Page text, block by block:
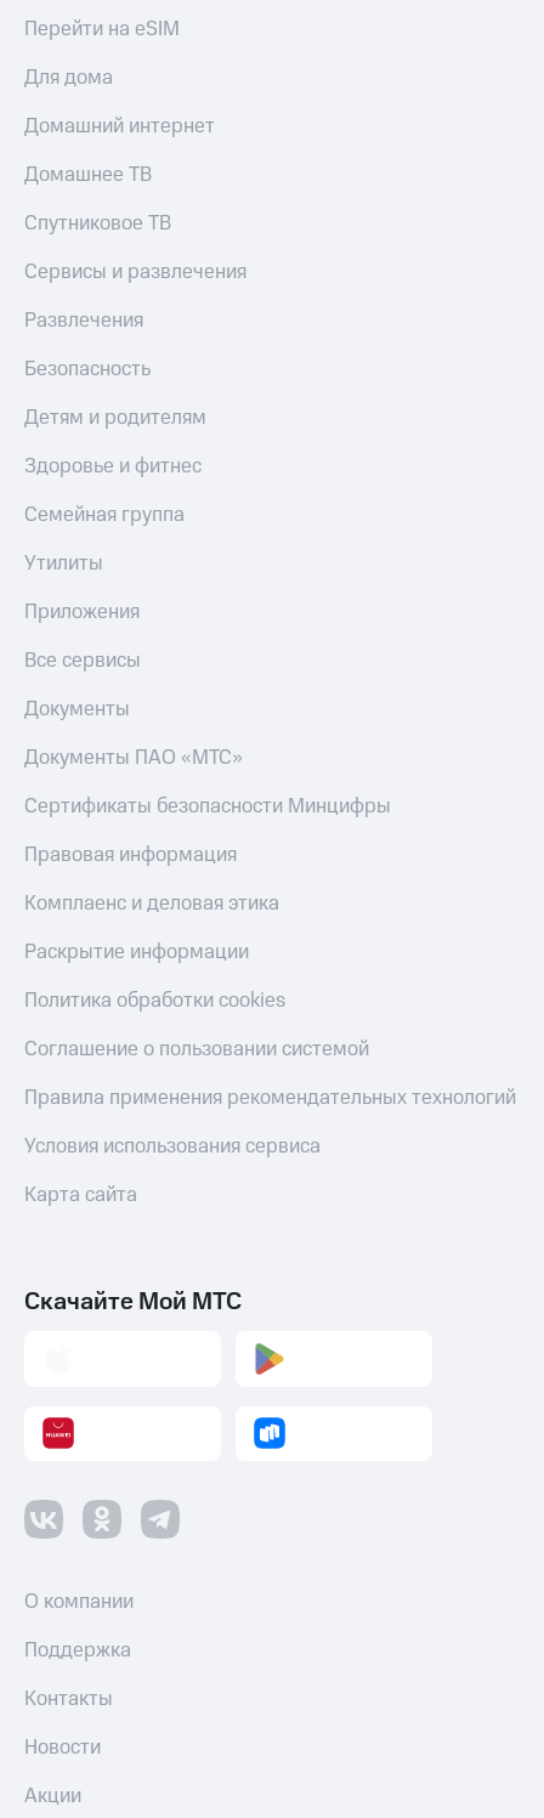
Перейти на eSIM
Для дома
Домашний интернет
Домашнее ТВ
Спутниковое ТВ
Сервисы и развлечения
Развлечения
Безопасность
Детям и родителям
Здоровье и фитнес
Семейная группа
Утилиты
Приложения
Все сервисы
Документы
Документы ПАО «МТС»
Сертификаты безопасности Минцифры
Правовая информация
Комплаенс и деловая этика
Раскрытие информации
Политика обработки cookies
Соглашение о пользовании системой
Правила применения рекомендательных технологий
Условия использования сервиса
Карта сайта
Скачайте Мой МТС
О компании
Поддержка
Контакты
Новости
Акции